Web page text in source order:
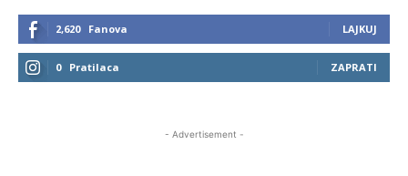
2,620 Fanova LAJKUJ
0 Pratilaca ZAPRATI
- Advertisement -